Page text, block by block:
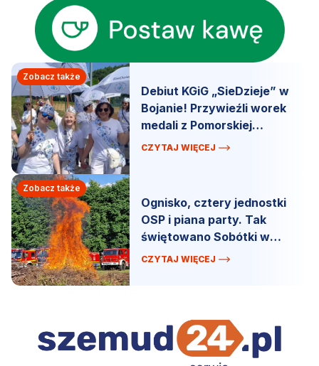
Zobacz także
Debiut KGiG „SieDzieje” w
Bojanie! Przywieźli worek
medali z Pomorskiej
Spartakiady.
CZYTAJ WIĘCEJ
Zobacz także
Ognisko, cztery jednostki
OSP i piana party. Tak
świętowano Sobótki w
Łebnie!
CZYTAJ WIĘCEJ